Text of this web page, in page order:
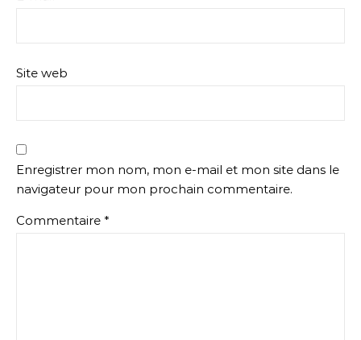
Site web
Enregistrer mon nom, mon e-mail et mon site dans le
navigateur pour mon prochain commentaire.
Commentaire *